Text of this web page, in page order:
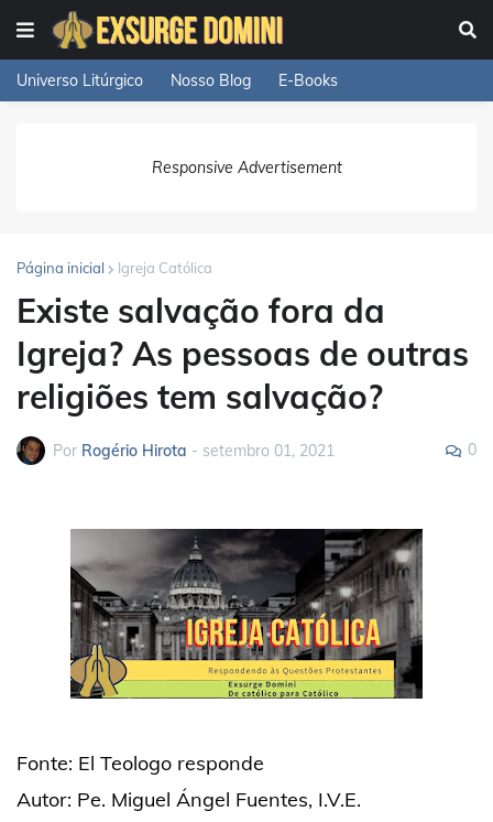
Universo Litúrgico Nosso Blog E-Books
Responsive Advertisement
Página inicial Igreja Católica
Existe salvação fora da
Igreja? As pessoas de outras
religiões tem salvação?
Por Rogério Hirota - setembro 01, 2021 0
Fonte: El Teologo responde
Autor: Pe. Miguel Ángel Fuentes, I.V.E.